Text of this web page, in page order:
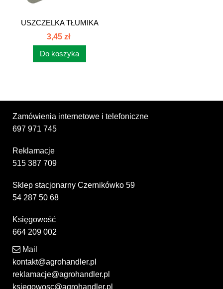
USZCZELKA TŁUMIKA
BOCZNEGO C-385...
3,45 zł
Do koszyka
Zamówienia internetowe i telefoniczne
697 971 745
Reklamacje
515 387 709
Sklep stacjonarny Czernikówko 59
54 287 50 68
Księgowość
664 209 002
Mail
kontakt@agrohandler.pl
reklamacje@agrohandler.pl
ksiegowosc@agrohandler.pl